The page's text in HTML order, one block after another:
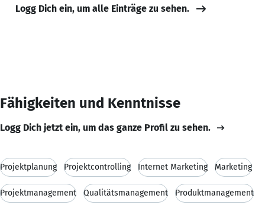
Logg Dich ein, um alle Einträge zu sehen.
Fähigkeiten und Kenntnisse
Logg Dich jetzt ein, um das ganze Profil zu sehen.
Projektplanung Projektcontrolling Internet Marketing Marketing
Projektmanagement Qualitätsmanagement Produktmanagement